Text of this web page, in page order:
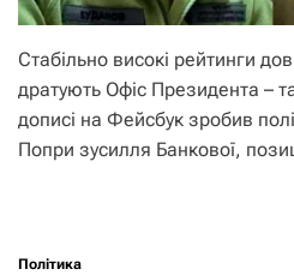
Стабільно високі рейтинги
дратують Офіс Президента –
дописі на Фейсбук зробив
Попри зусилля Банкової,
Політика